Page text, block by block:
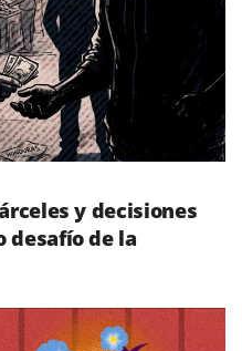
y decisiones
desafío de la